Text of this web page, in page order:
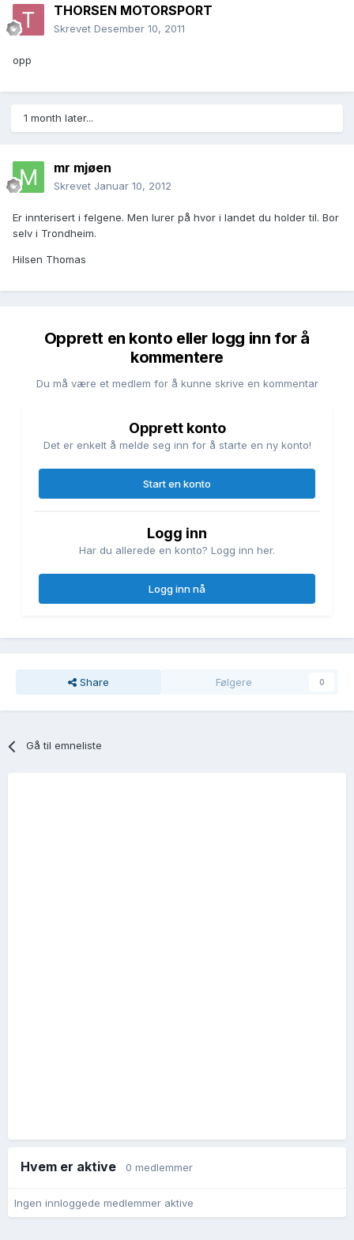
THORSEN MOTORSPORT
Skrevet Desember 10, 2011
opp
1 month later...
mr mjøen
Skrevet Januar 10, 2012
Er innterisert i felgene. Men lurer på hvor i landet du holder til. Bor
selv i Trondheim.
Hilsen Thomas
Opprett en konto eller logg inn for å
kommentere
Du må være et medlem for å kunne skrive en kommentar
Opprett konto
Det er enkelt å melde seg inn for å starte en ny konto!
Start en konto
Logg inn
Har du allerede en konto? Logg inn her.
Logg inn nå
Share Følgere 0
Gå til emneliste
Hvem er aktive 0 medlemmer
Ingen innloggede medlemmer aktive